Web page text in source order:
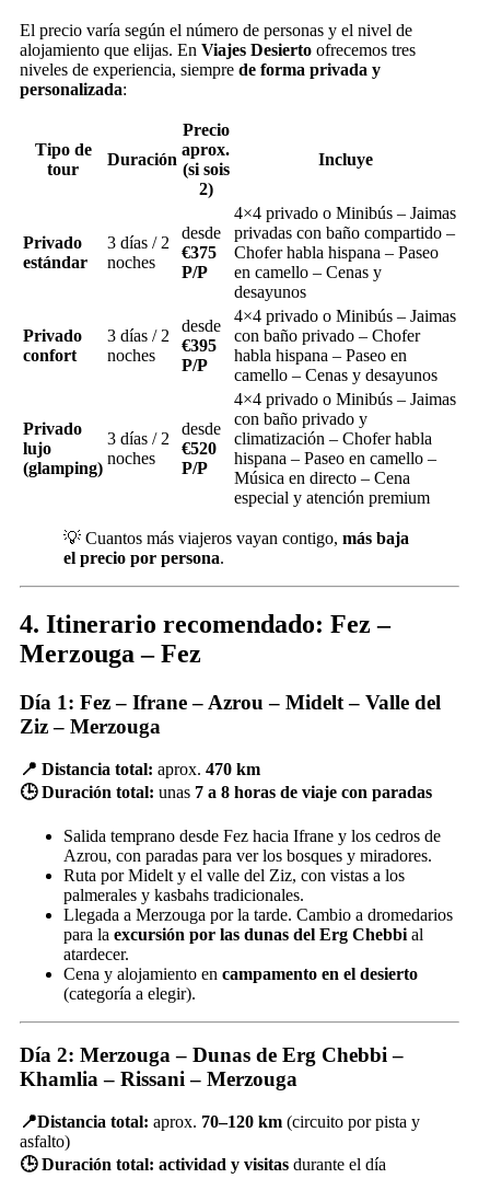
El precio varía según el número de personas y el nivel de
alojamiento que elijas. En Viajes Desierto ofrecemos tres
niveles de experiencia, siempre de forma privada y
personalizada:
Tipo de
tour
Duración
Precio
aprox.
(si sois
2)
Incluye
Privado
estándar
3 días / 2
noches
desde
€375
P/P
4×4 privado o Minibús – Jaimas
privadas con baño compartido –
Chofer habla hispana – Paseo
en camello – Cenas y
desayunos
Privado
confort
3 días / 2
noches
desde
€395
P/P
4×4 privado o Minibús – Jaimas
con baño privado – Chofer
habla hispana – Paseo en
camello – Cenas y desayunos
Privado
lujo
(glamping)
3 días / 2
noches
desde
€520
P/P
4×4 privado o Minibús – Jaimas
con baño privado y
climatización – Chofer habla
hispana – Paseo en camello –
Música en directo – Cena
especial y atención premium
💡 Cuantos más viajeros vayan contigo, más baja
el precio por persona.
4. Itinerario recomendado: Fez –
Merzouga – Fez
Día 1: Fez – Ifrane – Azrou – Midelt – Valle del
Ziz – Merzouga
📍 Distancia total: aprox. 470 km
🕒 Duración total: unas 7 a 8 horas de viaje con paradas
Salida temprano desde Fez hacia Ifrane y los cedros de
Azrou, con paradas para ver los bosques y miradores.
Ruta por Midelt y el valle del Ziz, con vistas a los
palmerales y kasbahs tradicionales.
Llegada a Merzouga por la tarde. Cambio a dromedarios
para la excursión por las dunas del Erg Chebbi al
atardecer.
Cena y alojamiento en campamento en el desierto
(categoría a elegir).
Día 2: Merzouga – Dunas de Erg Chebbi –
Khamlia – Rissani – Merzouga
📍Distancia total: aprox. 70–120 km (circuito por pista y
asfalto)
🕒 Duración total: actividad y visitas durante el día